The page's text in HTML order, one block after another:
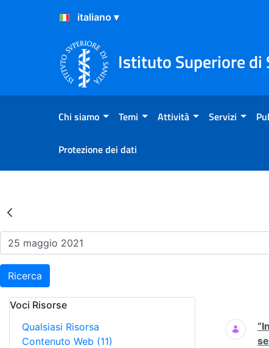
Salta al Contenuto
Salta al Footer
Istituto Superiore di
Chi siamo Temi Attività Servizi
Protezione dei dati
Risultati della Ricerca -
Ricerca
Voci Risorse
Qualsiasi Risorsa
Contenuto Web (11)
Ricerca